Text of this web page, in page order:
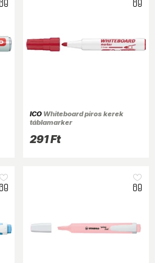
ICOWhiteboard piros kerek
táblamarker
291 Ft